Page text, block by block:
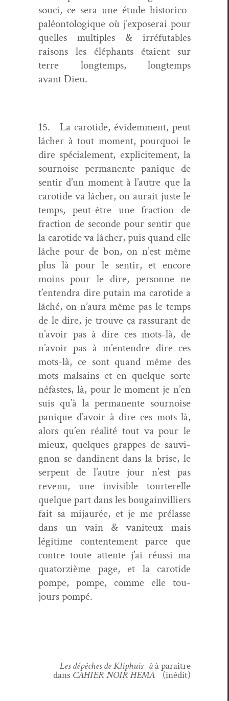
souci, ce sera une étude his­tori­co-
paléon­tologique où j’exposerai pour
quelles mul­ti­ples & irréfuta­bles
raisons les éléphants étaient sur
terre longtemps, longtemps
avant Dieu.
15. La carotide, évidem­ment, peut
lâch­er à tout moment, pourquoi le
dire spé­ciale­ment, explicite­ment, la
sournoise per­ma­nente panique de
sen­tir d’un moment à l’autre que la
carotide va lâch­er, on aurait juste le
temps, peut-être une frac­tion de
frac­tion de sec­onde pour sen­tir que
la carotide va lâch­er, puis quand elle
lâche pour de bon, on n’est même
plus là pour le sen­tir, et encore
moins pour le dire, per­son­ne ne
t’entendra dire putain ma carotide a
lâché, on n’aura même pas le temps
de le dire, je trou­ve ça ras­sur­ant de
n’avoir pas à dire ces mots-là, de
n’avoir pas à m’entendre dire ces
mots-là, ce sont quand même des
mots mal­sains et en quelque sorte
néfastes, là, pour le moment je n’en
suis qu’à la per­ma­nente sournoise
panique d’avoir à dire ces mots-là,
alors qu’en réal­ité tout va pour le
mieux, quelques grappes de sauvi­
gnon se dandi­nent dans la brise, le
ser­pent de l’autre jour n’est pas
revenu, une invis­i­ble tourterelle
quelque part dans les bougainvil­liers
fait sa mijau­rée, et je me prélasse
dans un vain & van­i­teux mais
légitime con­tente­ment parce que
con­tre toute attente j’ai réus­si ma
qua­torz­ième page, et la carotide
pompe, pompe, comme elle tou­
jours pompé.
Les dépêch­es de Kli­phuis àà paraître
dans CAHIER NOIR HEMA (inédit)